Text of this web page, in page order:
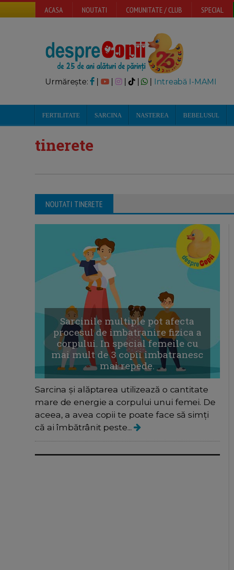
ACASA NOUTATI COMUNITATE / CLUB SPECIAL
Urmărește: | | Intreabă I-MAMI
FERTILITATE SARCINA NASTEREA BEBELUSUL
tinerete
NOUTATI TINERETE
Sarcinile multiple pot afecta
procesul de imbatranire fizica a
corpului. In special femeile cu
mai mult de 3 copii imbatranesc
mai repede.
Sarcina și alăptarea utilizează o cantitate
mare de energie a corpului unui femei. De
aceea, a avea copii te poate face să simți
că ai îmbătrânit peste...